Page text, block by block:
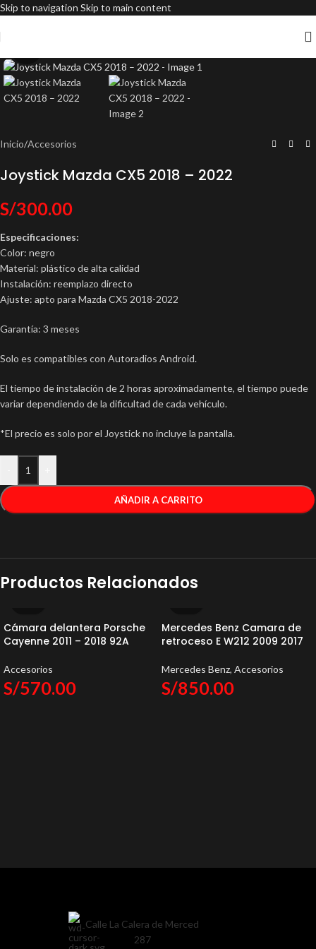
Skip to navigation Skip to main content
Inicio/Accesorios
Joystick Mazda CX5 2018 – 2022
S/300.00
Especificaciones:
Color: negro
Material: plástico de alta calidad
Instalación: reemplazo directo
Ajuste: apto para Mazda CX5 2018-2022
Garantía: 3 meses
Solo es compatibles con Autoradios Android.
El tiempo de instalación de 2 horas aproximadamente, el tiempo puede
variar dependiendo de la dificultad de cada vehículo.
*El precio es solo por el Joystick no incluye la pantalla.
AÑADIR A CARRITO
Productos Relacionados
Cámara delantera Porsche
Cayenne 2011 – 2018 92A
Accesorios
S/570.00
Mercedes Benz Camara de
retroceso E W212 2009 2017
Mercedes Benz, Accesorios
S/850.00
Calle La Calera de Merced
287